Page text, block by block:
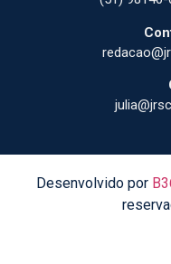
Desenvolvido por